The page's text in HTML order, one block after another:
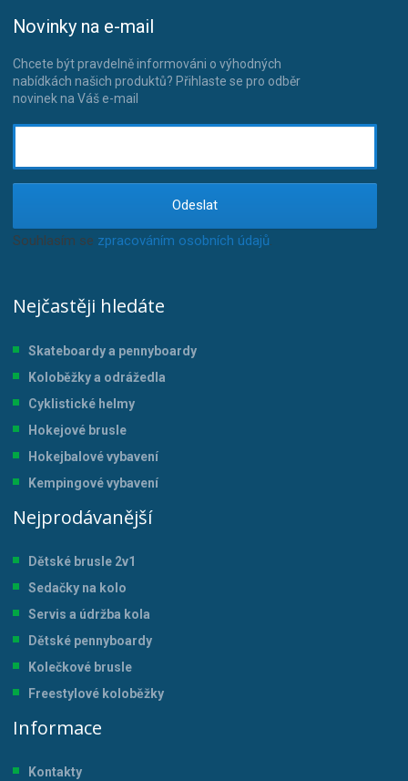
Novinky na e-mail
Chcete být pravdelně informováni o výhodných
nabídkách našich produktů? Přihlaste se pro odběr
novinek na Váš e-mail
Odeslat
Souhlasím se zpracováním osobních údajů.
Nejčastěji hledáte
Skateboardy a pennyboardy
Koloběžky a odrážedla
Cyklistické helmy
Hokejové brusle
Hokejbalové vybavení
Kempingové vybavení
Nejprodávanější
Dětské brusle 2v1
Sedačky na kolo
Servis a údržba kola
Dětské pennyboardy
Kolečkové brusle
Freestylové koloběžky
Informace
Kontakty